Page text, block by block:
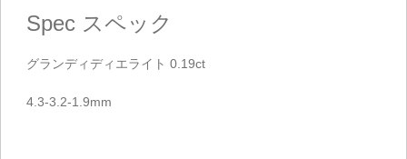
Spec スペック
グランディディエライト 0.19ct
4.3-3.2-1.9mm